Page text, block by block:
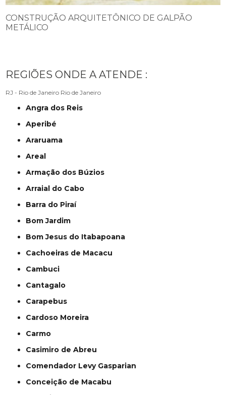
CONSTRUÇÃO ARQUITETÔNICO DE GALPÃO
METÁLICO
REGIÕES ONDE A ATENDE :
RJ - Rio de Janeiro Rio de Janeiro
Angra dos Reis
Aperibé
Araruama
Areal
Armação dos Búzios
Arraial do Cabo
Barra do Piraí
Bom Jardim
Bom Jesus do Itabapoana
Cachoeiras de Macacu
Cambuci
Cantagalo
Carapebus
Cardoso Moreira
Carmo
Casimiro de Abreu
Comendador Levy Gasparian
Conceição de Macabu